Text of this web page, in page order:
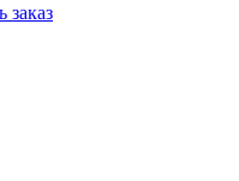
заказ